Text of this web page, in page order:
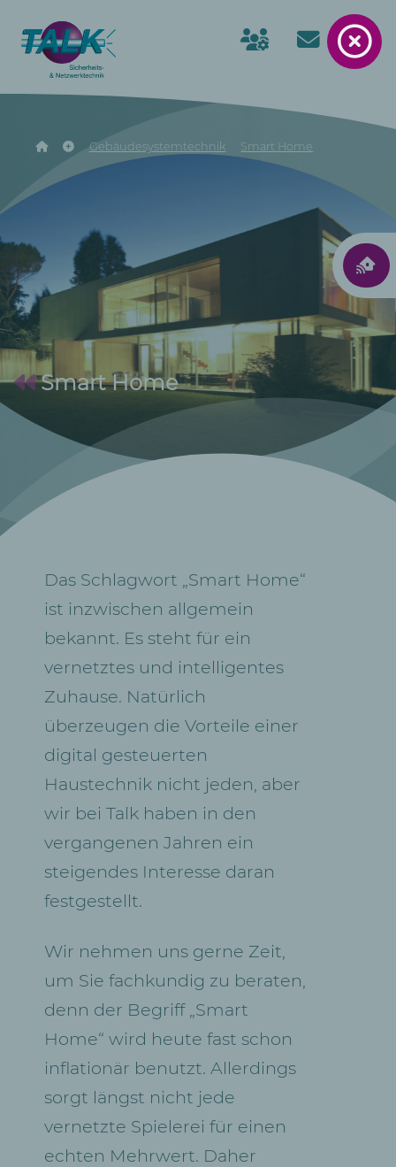
Gebäudesystemtechnik Smart Home
Smart Home
Das Schlagwort „Smart Home“
ist inzwischen allgemein
bekannt. Es steht für ein
vernetztes und intelligentes
Zuhause. Natürlich
überzeugen die Vorteile einer
digital gesteuerten
Haustechnik nicht jeden, aber
wir bei Talk haben in den
vergangenen Jahren ein
steigendes Interesse daran
festgestellt.
Wir nehmen uns gerne Zeit,
um Sie fachkundig zu beraten,
denn der Begriff „Smart
Home“ wird heute fast schon
inflationär benutzt. Allerdings
sorgt längst nicht jede
vernetzte Spielerei für einen
echten Mehrwert. Daher